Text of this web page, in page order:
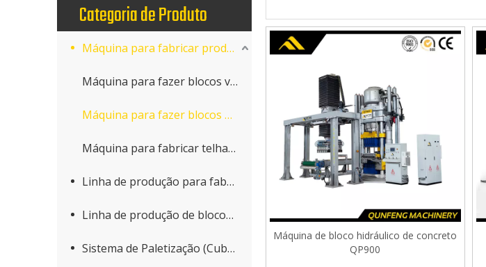
Categoria de Produto
Máquina para fabricar produtos de concreto
Máquina para fazer blocos vibratórios
Máquina para fazer blocos hidroformadores
Máquina para fabricar telhas tipo terrazzo rotativa
Linha de produção para fabricação de blocos
Linha de produção de blocos AAC
Sistema de Paletização (Cuber)
Máquina de bloco hidráulico de concreto
QP900